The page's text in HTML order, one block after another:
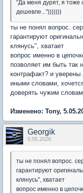
"Да меня дурят, я тоже
дешевле...")))))))
ты не понял вопрос.
гарантируют
клянусь", хватает
вопрос именно в
позволяет им быть так
контрафакт? и
иными словами,
доверять чужим словам
Изменено: Tony,
Georgik
5.05.2026
ты не понял вопрос.
гарантируют
клянусь", хватает
вопрос именно в